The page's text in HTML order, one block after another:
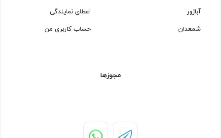
آباژور
شمعدان
اعطای نمایندگی
حساب کاربری من
مجوزها